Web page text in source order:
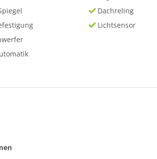
Dachreling
Lichtsensor